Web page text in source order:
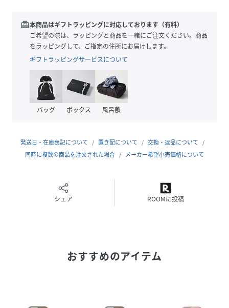
【サイズ・仕様】
仕様：本革背面スマホケース、背面カードポケット×1
MagSafe非対応
サイズ：iPhone16Pro対応
金具カラー：ゴールド
重さ：45g
原産国 タイ
redeem本商品はギフトラッピングに対応しております（有料）
ご希望の際は、ラッピングと商品を一緒にご注文ください。商品
をラッピングして、ご指定の住所にお届けします。
ギフトラッピングサービスについて
バッグ ボックス 風呂敷
発送日・在庫表記について 置き配について
交換・返品について
同時に複数の商品を注文された場合
メーカー希望小売価格について
シェア ROOMに投稿
おすすめのアイテム